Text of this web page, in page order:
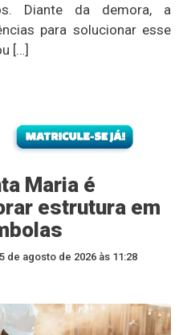
Diante da demora, a
para solucionar esse
[…]
Maria é
estrutura em
de agosto de 2026 às 11:28